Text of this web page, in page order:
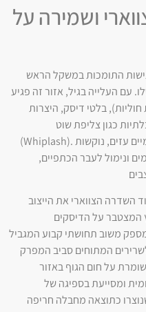
ושמירה על
התומכות במשקל הראש
עם העלייה בגיל, אזור זה פגיע
בלטי דיסק, היצרות
כגון צליפת שוט
(Whiplash). תופעות אלו גורמות לרוב לכאבים מקומיים עזים, נוקשות
ונימול לעבר הכתפיים,
השדרה הצווארי את הייצוב
המצטבר על הדיסקים
מספק משוב תחושתי קבוע המגביל
המתוחים סביב המפרק
על חום הגוף באזור
ומסייעת בספיגה של